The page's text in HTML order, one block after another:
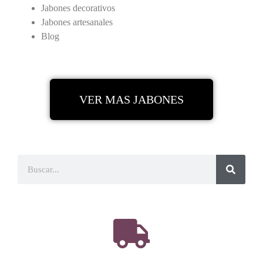
Jabones decorativos
Jabones artesanales
Blog
VER MAS JABONES